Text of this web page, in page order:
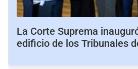
La Corte Suprema
edificio de los Tribunales